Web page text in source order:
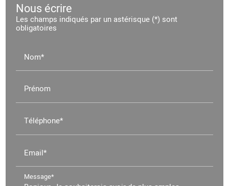
Nous écrire
Les champs indiqués par un astérisque (*) sont
obligatoires
Nom*
Prénom
Téléphone*
Email*
Message*